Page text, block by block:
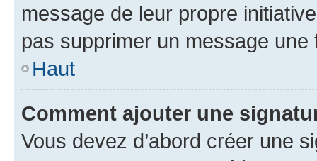
message de leur propre
pas supprimer un message une
Haut
Comment ajouter une
Vous devez d’abord créer une